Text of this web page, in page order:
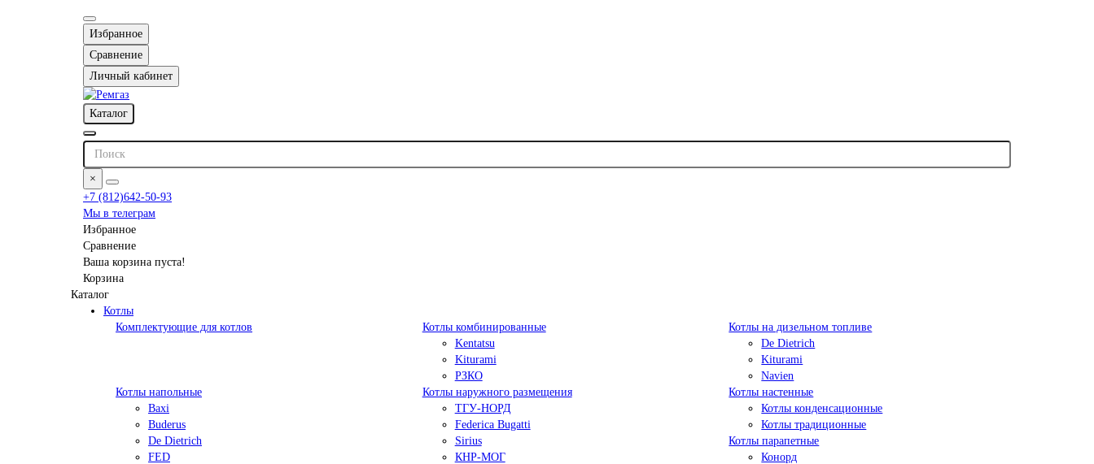
Избранное
Сравнение
Личный кабинет
Каталог
×
+7 (812)642-50-93
Мы в телеграм
Избранное
Сравнение
Ваша корзина пуста!
Корзина
Каталог
Котлы
Комплектующие для котлов
Котлы комбинированные
Kentatsu
Kiturami
РЗКО
Котлы на дизельном топливе
De Dietrich
Kiturami
Navien
Котлы напольные
Baxi
Buderus
De Dietrich
FED
Котлы наружного размещения
ТГУ-НОРД
Federica Bugatti
Sirius
КНР-МОГ
Котлы настенные
Котлы конденсационные
Котлы традиционные
Котлы парапетные
Конорд